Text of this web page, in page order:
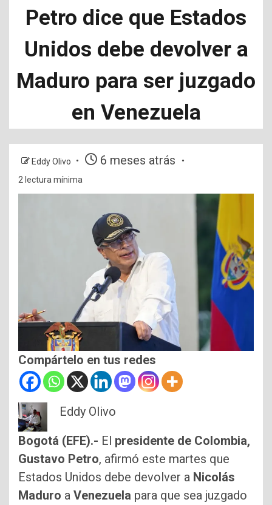
Petro dice que Estados
Unidos debe devolver a
Maduro para ser juzgado
en Venezuela
Eddy Olivo 6 meses atrás
2 lectura mínima
Compártelo en tus redes
Eddy Olivo
Bogotá (EFE).- El presidente de Colombia,
Gustavo Petro, afirmó este martes que
Estados Unidos debe devolver a Nicolás
Maduro a Venezuela para que sea juzgado